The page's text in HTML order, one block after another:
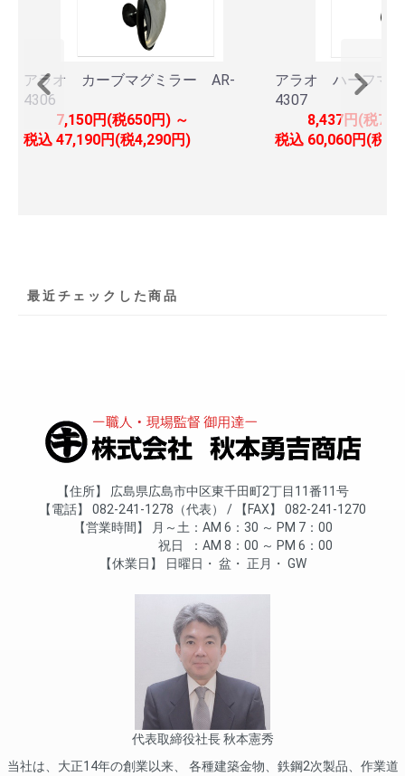
アラオ カーブマグミラー AR-
4306
税込
7,150円(税650円) ～
47,190円(税4,290円)
アラオ ハーフマ
4307
税込
8,437円(税
60,060円(税
最近チェックした商品
住所
広島県広島市中区東千田町2丁目11番11号
電話
082-241-1278（代表） FAX
082-241-1270
営業時間
月～土
AM 6：30 ～ PM 7：00
祝日
AM 8：00 ～ PM 6：00
休業日
日曜日 盆 正月 GW
代表取締役社長 秋本憲秀
当社は、大正14年の創業以来、 各種建築金物、鉄鋼2次製品、作業道